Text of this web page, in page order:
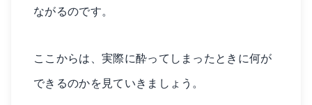
ながるのです。
ここからは、実際に酔ってしまったときに何が
できるのかを見ていきましょう。